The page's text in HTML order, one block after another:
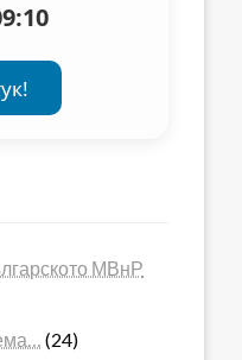
МВнР
(24)